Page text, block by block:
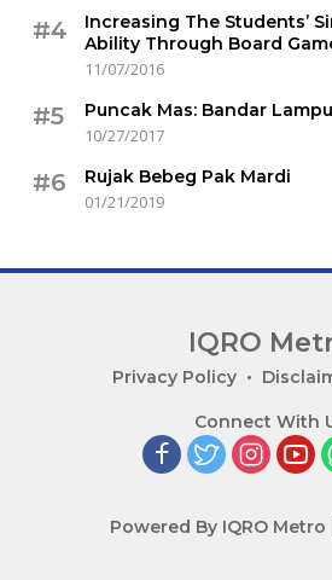
#4
Increasing The Students’
Ability Through Board
11/07/2016
#5
Puncak Mas: Bandar
10/27/2017
#6
Rujak Bebeg Pak Mardi
01/21/2019
IQRO
Privacy Policy
Connect With
Powered By IQRO Metro